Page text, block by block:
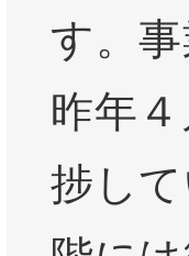
す。
昨年
捗し